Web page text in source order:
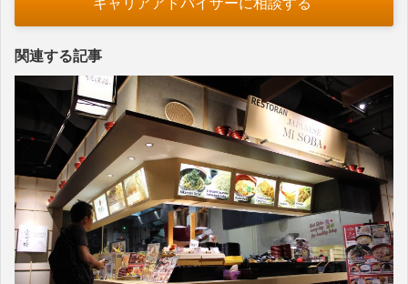
関連する記事